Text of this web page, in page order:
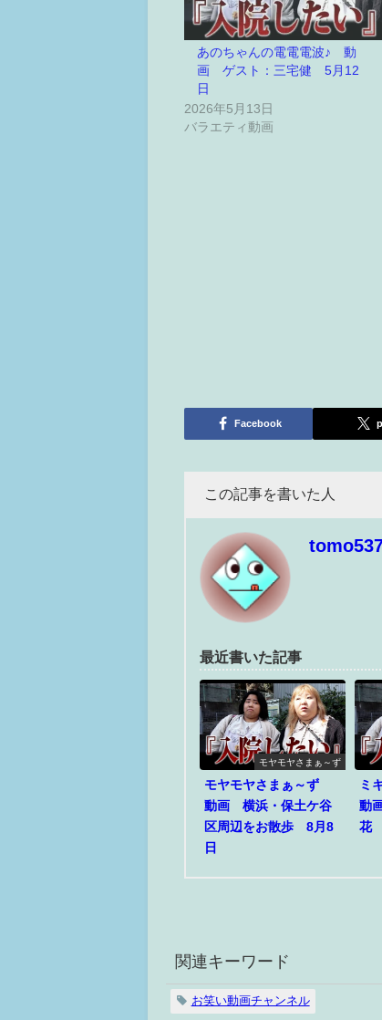
あのちゃんの電電電波♪ 動
画 ゲスト：三宅健 5月12
日
2026年5月13日
バラエティ動画
Facebook
この記事を書いた人
最近書いた記事
モヤモヤさまぁ～ず
モヤモヤさまぁ～ず
動画 横浜・保土ケ谷
区周辺をお散歩 8月8
日
ミ
動
花
関連キーワード
お笑い動画チャンネル